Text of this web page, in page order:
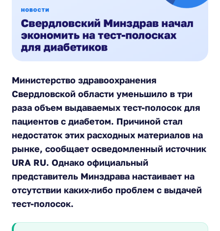
Министерство здравоохранения
Свердловской области уменьшило в три
раза объем выдаваемых тест-полосок для
пациентов с диабетом. Причиной стал
недостаток этих расходных материалов на
рынке, сообщает осведомленный источник
URA RU. Однако официальный
представитель Минздрава настаивает на
отсутствии каких-либо проблем с выдачей
тест-полосок.